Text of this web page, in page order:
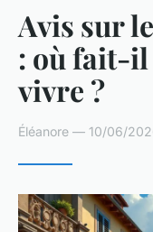
Avis sur
: où fait-
vivre ?
Éléanore — 10/06/